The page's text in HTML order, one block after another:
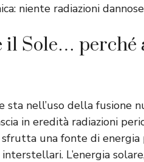
niente radiazioni
il Sole…
sta nell’uso della fusione
in eredità radiazioni
una fonte di
L’energia